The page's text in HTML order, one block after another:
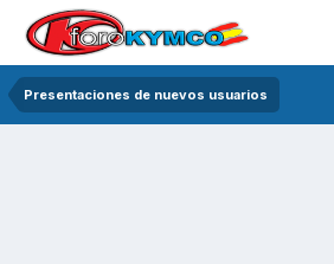
Presentaciones de nuevos usuarios